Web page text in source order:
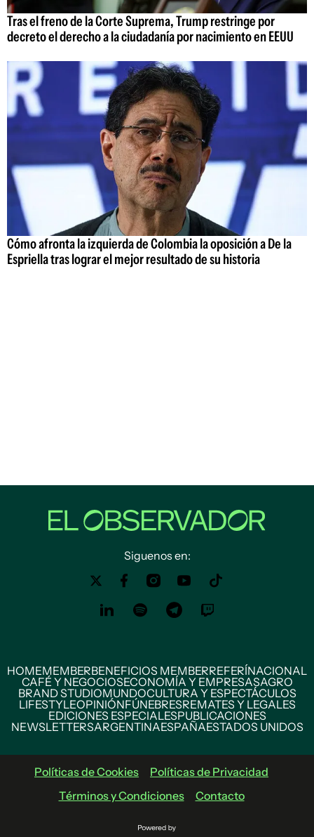
Tras el freno de la Corte Suprema, Trump restringe por
decreto el derecho a la ciudadanía por nacimiento en EEUU
Cómo afronta la izquierda de Colombia la oposición a De la
Espriella tras lograr el mejor resultado de su historia
Siguenos en:
HOMEMEMBERBENEFICIOS MEMBERREFERÍNACIONAL
CAFÉ Y NEGOCIOSECONOMÍA Y EMPRESASAGRO
BRAND STUDIOMUNDOCULTURA Y ESPECTÁCULOS
LIFESTYLEOPINIÓNFÚNEBRESREMATES Y LEGALES
EDICIONES ESPECIALESPUBLICACIONES
NEWSLETTERSARGENTINAESPAÑAESTADOS UNIDOS
Políticas de Cookies
Políticas de Privacidad
Términos y Condiciones
Contacto